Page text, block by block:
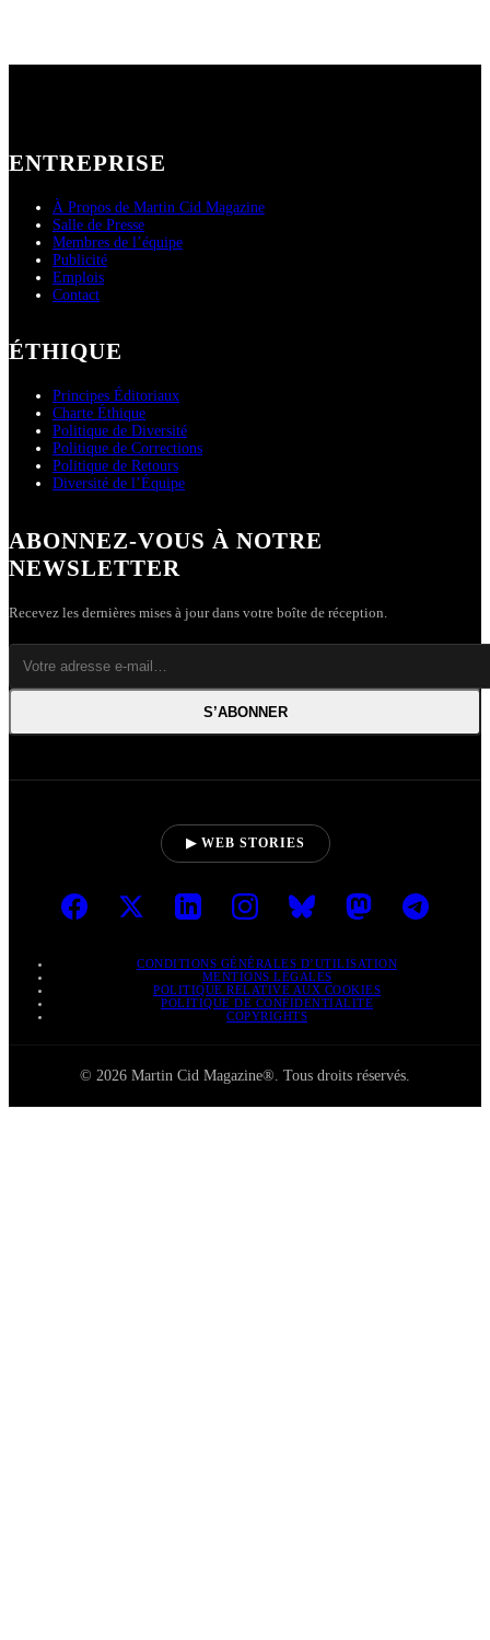
ENTREPRISE
À Propos de Martin Cid Magazine
Salle de Presse
Membres de l’équipe
Publicité
Emplois
Contact
ÉTHIQUE
Principes Éditoriaux
Charte Éthique
Politique de Diversité
Politique de Corrections
Politique de Retours
Diversité de l’Équipe
ABONNEZ-VOUS À NOTRE
NEWSLETTER
Recevez les dernières mises à jour dans votre boîte de réception.
S’ABONNER
▶ WEB STORIES
CONDITIONS GÉNÉRALES D’UTILISATION
MENTIONS LÉGALES
POLITIQUE RELATIVE AUX COOKIES
POLITIQUE DE CONFIDENTIALITÉ
COPYRIGHTS
© 2026 Martin Cid Magazine®. Tous droits réservés.